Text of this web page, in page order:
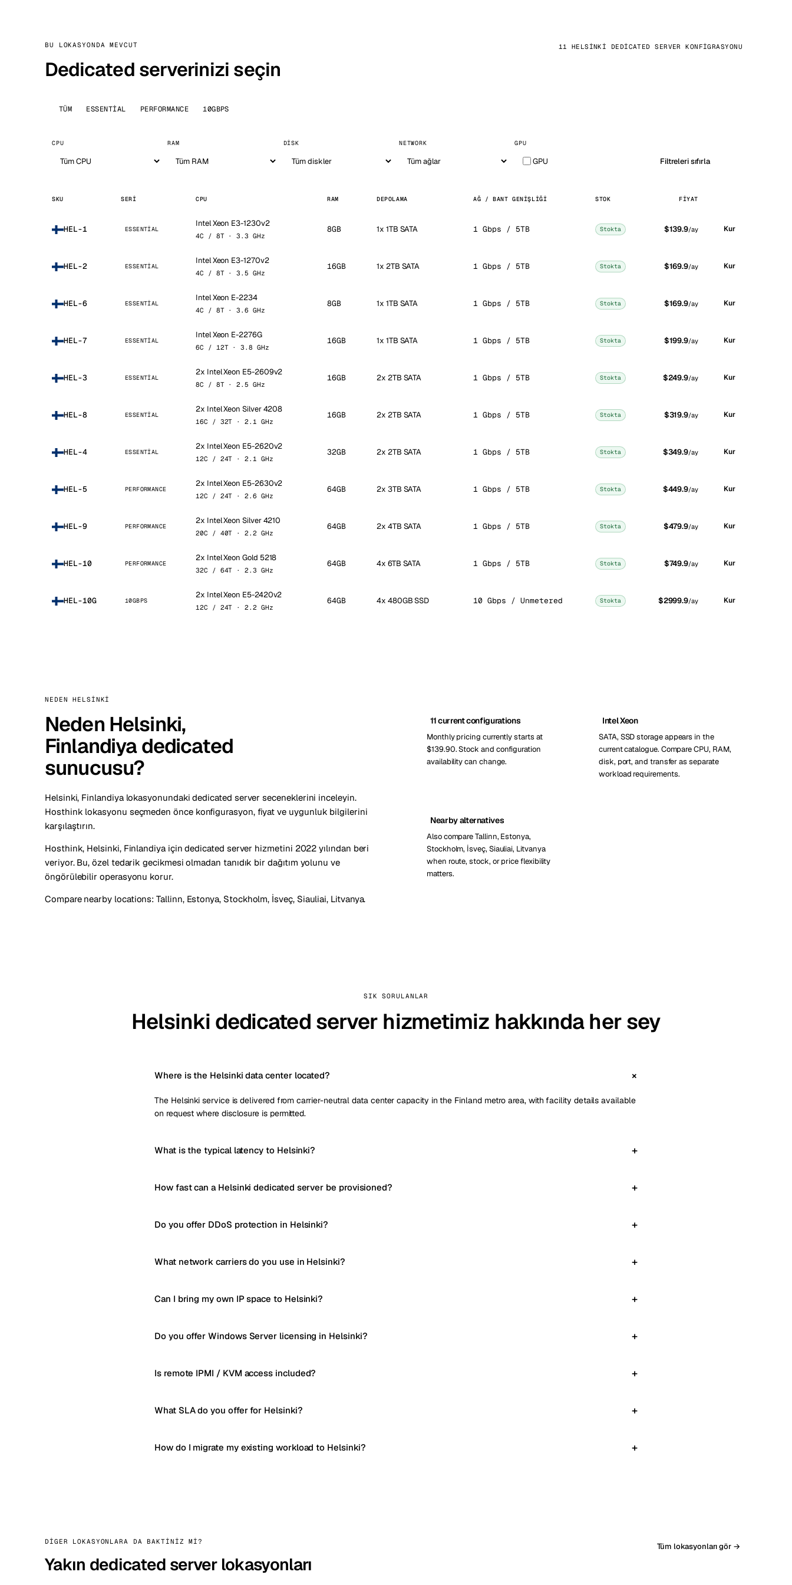
BU LOKASYONDA MEVCUT
Dedicated serverinizi seçin
11 HELSINKI DEDICATED SERVER KONFIGRASYONU
TÜM ESSENTIAL PERFORMANCE 10GBPS
CPU RAM DISK NETWORK GPU
GPU Filtreleri sıfırla
SKU SERI CPU RAM DEPOLAMA AĞ / BANT GENIŞLIĞI STOK FIYAT
HEL-1 ESSENTIAL
Intel Xeon E3-1230v2
4C / 8T · 3.3 GHz
8GB 1x 1TB SATA 1 Gbps / 5TB Stokta $139.9/ay Kur
HEL-2 ESSENTIAL
Intel Xeon E3-1270v2
4C / 8T · 3.5 GHz
16GB 1x 2TB SATA 1 Gbps / 5TB Stokta $169.9/ay Kur
HEL-6 ESSENTIAL
Intel Xeon E-2234
4C / 8T · 3.6 GHz
8GB 1x 1TB SATA 1 Gbps / 5TB Stokta $169.9/ay Kur
HEL-7 ESSENTIAL
Intel Xeon E-2276G
6C / 12T · 3.8 GHz
16GB 1x 1TB SATA 1 Gbps / 5TB Stokta $199.9/ay Kur
HEL-3 ESSENTIAL
2x Intel Xeon E5-2609v2
8C / 8T · 2.5 GHz
16GB 2x 2TB SATA 1 Gbps / 5TB Stokta $249.9/ay Kur
HEL-8 ESSENTIAL
2x Intel Xeon Silver 4208
16C / 32T · 2.1 GHz
16GB 2x 2TB SATA 1 Gbps / 5TB Stokta $319.9/ay Kur
HEL-4 ESSENTIAL
2x Intel Xeon E5-2620v2
12C / 24T · 2.1 GHz
32GB 2x 2TB SATA 1 Gbps / 5TB Stokta $349.9/ay Kur
HEL-5 PERFORMANCE
2x Intel Xeon E5-2630v2
12C / 24T · 2.6 GHz
64GB 2x 3TB SATA 1 Gbps / 5TB Stokta $449.9/ay Kur
HEL-9 PERFORMANCE
2x Intel Xeon Silver 4210
20C / 40T · 2.2 GHz
64GB 2x 4TB SATA 1 Gbps / 5TB Stokta $479.9/ay Kur
HEL-10 PERFORMANCE
2x Intel Xeon Gold 5218
32C / 64T · 2.3 GHz
64GB 4x 6TB SATA 1 Gbps / 5TB Stokta $749.9/ay Kur
HEL-10G 10GBPS
2x Intel Xeon E5-2420v2
12C / 24T · 2.2 GHz
64GB 4x 480GB SSD 10 Gbps / Unmetered Stokta $2999.9/ay Kur
NEDEN HELSINKI
Neden Helsinki,
Finlandiya dedicated
sunucusu?
Helsinki, Finlandiya lokasyonundaki dedicated server seceneklerini inceleyin.
Hosthink lokasyonu seçmeden önce konfigurasyon, fiyat ve uygunluk bilgilerini
karşılaştırın.
Hosthink, Helsinki, Finlandiya için dedicated server hizmetini 2022 yılından beri
veriyor. Bu, özel tedarik gecikmesi olmadan tanıdık bir dağıtım yolunu ve
öngörülebilir operasyonu korur.
Compare nearby locations:Tallinn, Estonya, Stockholm, İsveç, Siauliai, Litvanya.
11 current configurations
Monthly pricing currently starts at
$139.90. Stock and configuration
availability can change.
Intel Xeon
SATA, SSD storage appears in the
current catalogue. Compare CPU, RAM,
disk, port, and transfer as separate
workload requirements.
Nearby alternatives
Also compare Tallinn, Estonya,
Stockholm, İsveç, Siauliai, Litvanya
when route, stock, or price flexibility
matters.
SIK SORULANLAR
Helsinki dedicated server hizmetimiz hakkında her sey
Where is the Helsinki data center located?
The Helsinki service is delivered from carrier-neutral data center capacity in the Finland metro area, with facility details available
on request where disclosure is permitted.
What is the typical latency to Helsinki?
How fast can a Helsinki dedicated server be provisioned?
Do you offer DDoS protection in Helsinki?
What network carriers do you use in Helsinki?
Can I bring my own IP space to Helsinki?
Do you offer Windows Server licensing in Helsinki?
Is remote IPMI / KVM access included?
What SLA do you offer for Helsinki?
How do I migrate my existing workload to Helsinki?
DIGER LOKASYONLARA DA BAKTINIZ MI?
Yakın dedicated server lokasyonları
Tüm lokasyonları gör →